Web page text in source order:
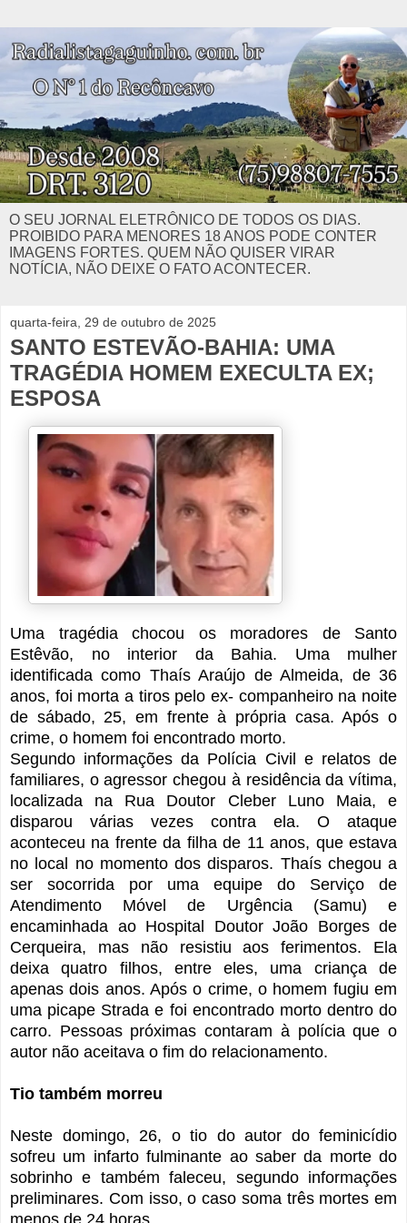
O SEU JORNAL ELETRÔNICO DE TODOS OS DIAS.
PROIBIDO PARA MENORES 18 ANOS PODE CONTER
IMAGENS FORTES. QUEM NÃO QUISER VIRAR
NOTÍCIA, NÃO DEIXE O FATO ACONTECER.
quarta-feira, 29 de outubro de 2025
SANTO ESTEVÃO-BAHIA: UMA
TRAGÉDIA HOMEM EXECULTA EX;
ESPOSA
Uma tragédia chocou os moradores de Santo
Estêvão, no interior da Bahia. Uma mulher
identificada como Thaís Araújo de Almeida, de 36
anos, foi morta a tiros pelo ex- companheiro na noite
de sábado, 25, em frente à própria casa. Após o
crime, o homem foi encontrado morto.
Segundo informações da Polícia Civil e relatos de
familiares, o agressor chegou à residência da vítima,
localizada na Rua Doutor Cleber Luno Maia, e
disparou várias vezes contra ela. O ataque
aconteceu na frente da filha de 11 anos, que estava
no local no momento dos disparos. Thaís chegou a
ser socorrida por uma equipe do Serviço de
Atendimento Móvel de Urgência (Samu) e
encaminhada ao Hospital Doutor João Borges de
Cerqueira, mas não resistiu aos ferimentos. Ela
deixa quatro filhos, entre eles, uma criança de
apenas dois anos. Após o crime, o homem fugiu em
uma picape Strada e foi encontrado morto dentro do
carro. Pessoas próximas contaram à polícia que o
autor não aceitava o fim do relacionamento.
Tio também morreu
Neste domingo, 26, o tio do autor do feminicídio
sofreu um infarto fulminante ao saber da morte do
sobrinho e também faleceu, segundo informações
preliminares. Com isso, o caso soma três mortes em
menos de 24 horas.